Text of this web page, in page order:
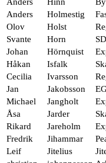
Anders
Holmestig
Olov
Holst
Svante
Horn
Johan
Hörnquist
Håkan
Isfalk
Cecilia
Ivarsson
Jan
Jakobsson
Michael
Jangholt
Åsa
Jarder
Rikard
Jareholm
Fredrik
Jihammar
Leif
Jitelius